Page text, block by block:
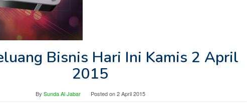
Bisnis Hari Ini Kamis 2 April
2015
By Sunda Al Jabar Posted on2 April 2015